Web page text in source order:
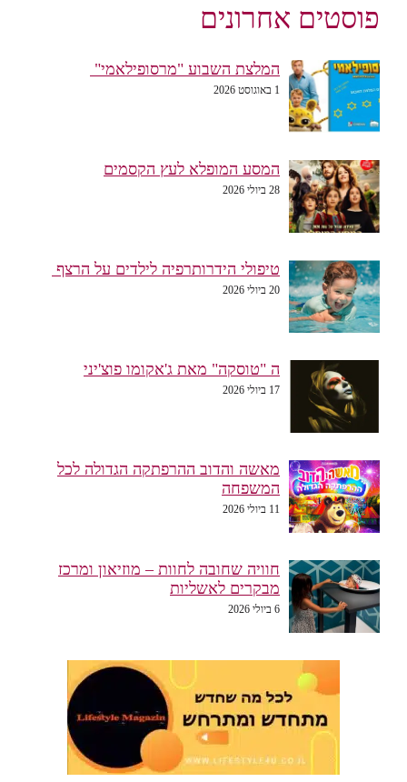
פוסטים אחרונים
המלצת השבוע "מרסופילאמי"
1 באוגוסט 2026
המסע המופלא לעץ הקסמים
28 ביולי 2026
טיפולי הידרותרפיה לילדים על הרצף
20 ביולי 2026
ה "טוסקה" מאת ג'אקומו פוצ'יני
17 ביולי 2026
מאשה והדוב ההרפתקה הגדולה לכל
המשפחה
11 ביולי 2026
חוויה שחובה לחוות – מוזיאון ומרכז
מבקרים לאשליות
6 ביולי 2026